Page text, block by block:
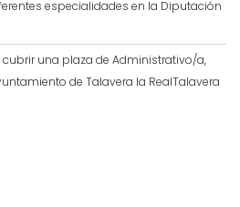
especialidades en la Diputación
una plaza de Administrativo/a,
de Talavera la RealTalavera